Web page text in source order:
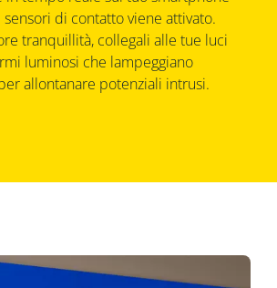
di contatto viene attivato.
tranquillità, collegali alle tue luci
luminosi che lampeggiano
allontanare potenziali intrusi.